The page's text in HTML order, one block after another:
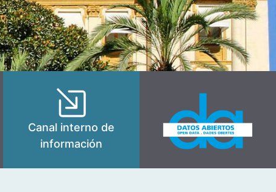
Canal interno de
información